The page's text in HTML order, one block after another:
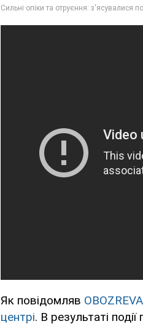
Як повідомляв
центрі. В результаті